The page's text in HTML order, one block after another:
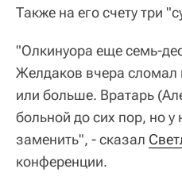
Также на его счету три
"Олкинуора еще семь-
Желдаков вчера сломал
или больше. Вратарь
больной до сих пор, но у
заменить", - сказал
конференции.